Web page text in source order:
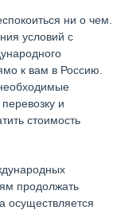
ни о чем.
условий с
к вам в Россию.
и
стоимость
продолжать
осуществляется